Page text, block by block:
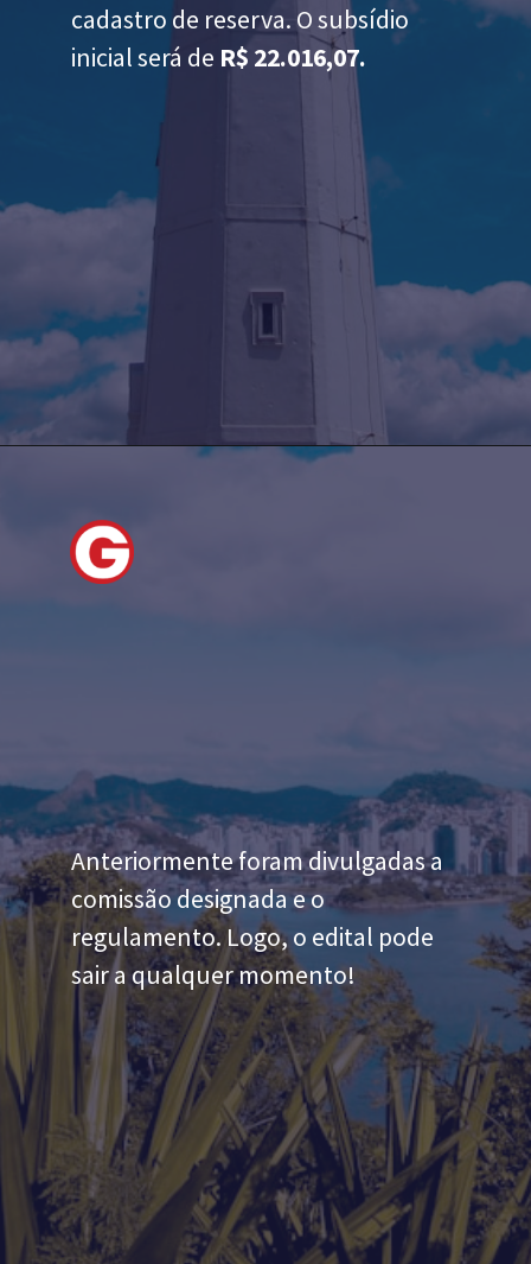
cadastro de reserva. O subsídio
inicial será de R$ 22.016,07.
Anteriormente foram divulgadas a
comissão designada e o
regulamento. Logo, o edital pode
sair a qualquer momento!